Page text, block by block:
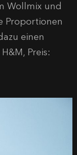
Wollmix und
Proportionen
einen
Preis: